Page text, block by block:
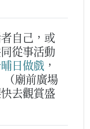
自己，或
從事活動
日做戲 ，
（廟前廣場
去觀賞盛